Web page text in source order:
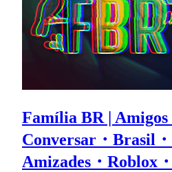
Família BR | Amigos
Conversar・Brasil
Amizades・Roblox